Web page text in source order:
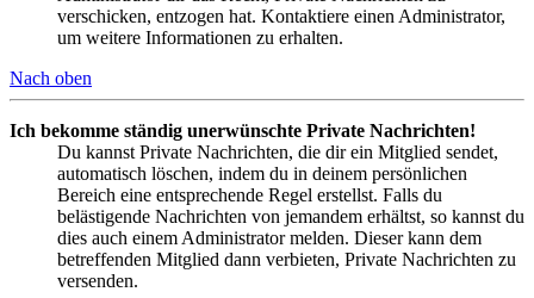
verschicken, entzogen hat. Kontaktiere einen Administrator,
um weitere Informationen zu erhalten.
Nach oben
Ich bekomme ständig unerwünschte Private Nachrichten!
Du kannst Private Nachrichten, die dir ein Mitglied sendet,
automatisch löschen, indem du in deinem persönlichen
Bereich eine entsprechende Regel erstellst. Falls du
belästigende Nachrichten von jemandem erhältst, so kannst du
dies auch einem Administrator melden. Dieser kann dem
betreffenden Mitglied dann verbieten, Private Nachrichten zu
versenden.